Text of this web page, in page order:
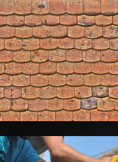
Nettoyage et
toiture 39 Jura